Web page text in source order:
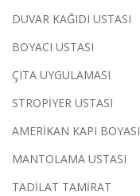
DUVAR KAĞIDI USTASI
BOYACI USTASI
ÇITA UYGULAMASI
STROPİYER USTASI
AMERİKAN KAPI BOYASI
MANTOLAMA USTASI
TADİLAT TAMİRAT